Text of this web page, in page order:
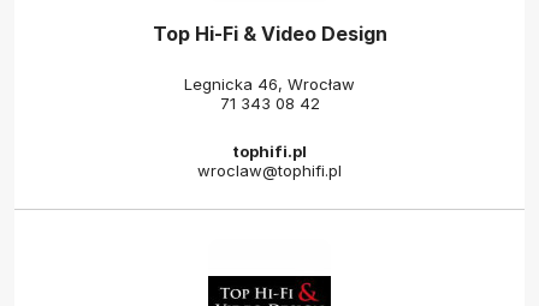
Top Hi-Fi & Video Design
Legnicka 46, Wrocław
71 343 08 42
tophifi.pl
wroclaw@tophifi.pl